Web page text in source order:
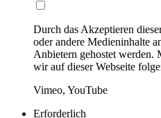
Durch das Akzeptieren
oder andere Medieninhalte
Anbietern gehostet
wir auf dieser Webseite
Vimeo, YouTube
Erforderlich